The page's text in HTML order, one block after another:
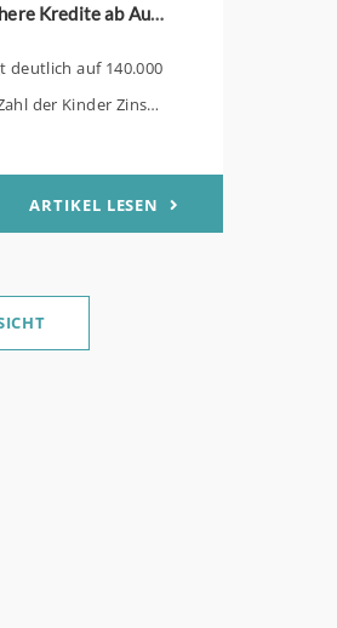
KfW-Förderung „Jung kauft Alt“: Höhere Kredite ab August 2026
deutlich auf 140.000
der Kinder Zinsen
und 10 Jahren
sich zu
ARTIKEL LESEN